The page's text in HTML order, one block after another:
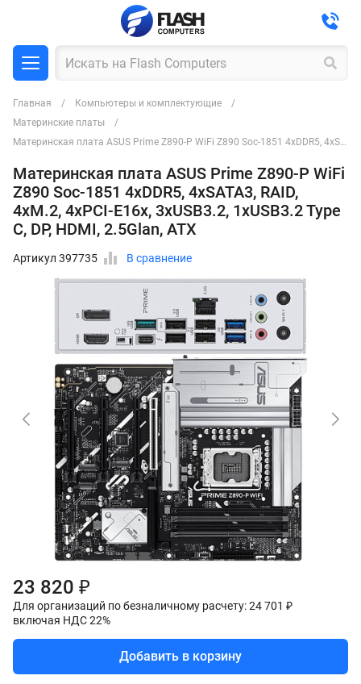
Главная
Компьютеры и комплектующие
Материнские платы
Материнская плата ASUS Prime Z890-P WiFi Z890 Soc-1851 4xDDR5, 4xSATA3, RAID, 4хM.2, 4xPCI-E16x, 3xUSB3.2, 1xUSB3.2 Type C, DP, HDMI, 2.5Glan, ATX
Материнская плата ASUS Prime Z890-P WiFi
Z890 Soc-1851 4xDDR5, 4xSATA3, RAID,
4хM.2, 4xPCI-E16x, 3xUSB3.2, 1xUSB3.2 Type
C, DP, HDMI, 2.5Glan, ATX
Артикул 397735 В сравнение
23 820 ₽
Для организаций по безналичному расчету: 24 701 ₽
включая НДС 22%
Добавить в корзину